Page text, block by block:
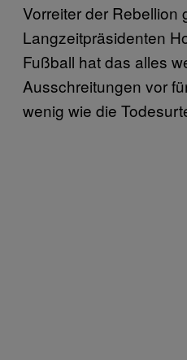
Vorreiter der Rebellion
Langzeitpräsidenten
Fußball hat das alles
Ausschreitungen vor
wenig wie die